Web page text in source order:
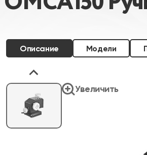
Описание Модели
Увеличить